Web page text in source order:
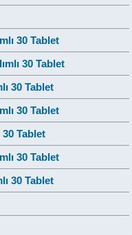
30 Tablet
30 Tablet
30 Tablet
30 Tablet
30 Tablet
30 Tablet
30 Tablet